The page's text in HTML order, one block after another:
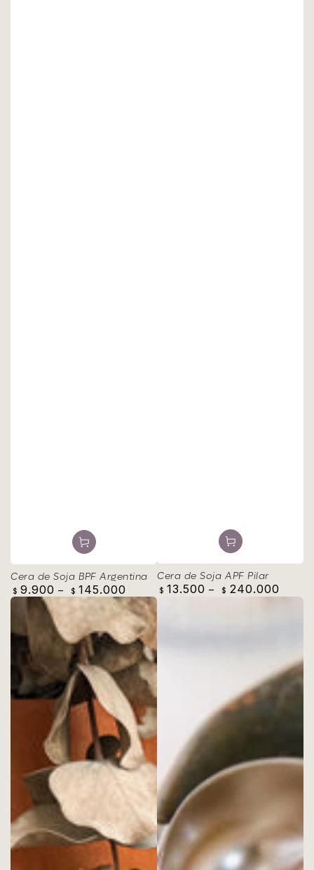
Cera de Soja BPF Argentina
Precio
regular
$ 9.900 $ 145.000
Cera de Soja APF Pilar
Precio
$ 13.500 $ 240.000